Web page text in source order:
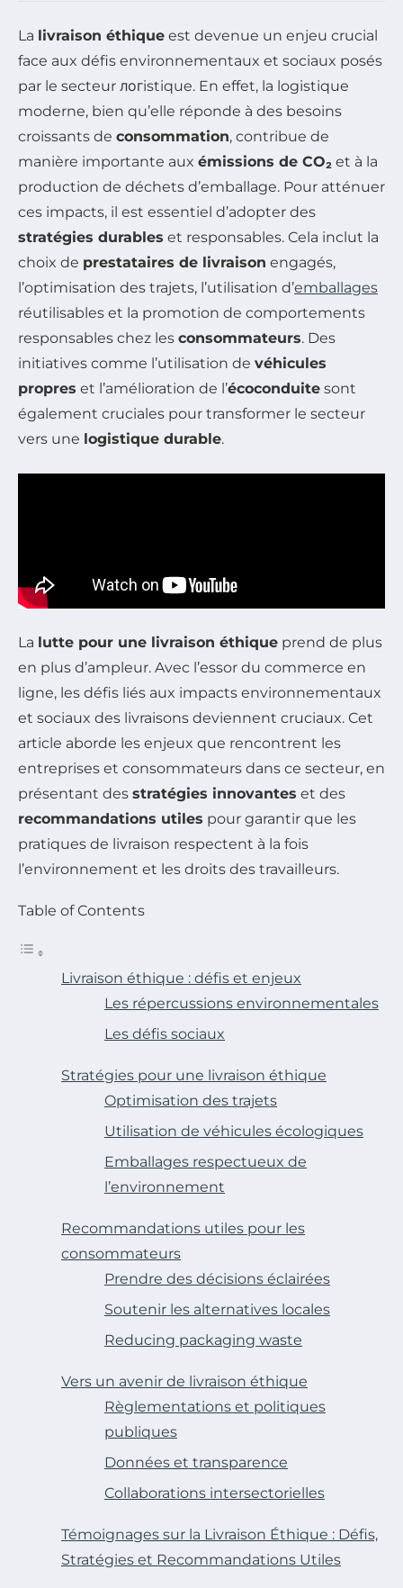
La livraison éthique est devenue un enjeu crucial
face aux défis environnementaux et sociaux posés
par le secteur логistique. En effet, la logistique
moderne, bien qu’elle réponde à des besoins
croissants de consommation, contribue de
manière importante aux émissions de CO₂ et à la
production de déchets d’emballage. Pour atténuer
ces impacts, il est essentiel d’adopter des
stratégies durables et responsables. Cela inclut la
choix de prestataires de livraison engagés,
l’optimisation des trajets, l’utilisation d’emballages
réutilisables et la promotion de comportements
responsables chez les consommateurs. Des
initiatives comme l’utilisation de véhicules
propres et l’amélioration de l’écoconduite sont
également cruciales pour transformer le secteur
vers une logistique durable.
La lutte pour une livraison éthique prend de plus
en plus d’ampleur. Avec l’essor du commerce en
ligne, les défis liés aux impacts environnementaux
et sociaux des livraisons deviennent cruciaux. Cet
article aborde les enjeux que rencontrent les
entreprises et consommateurs dans ce secteur, en
présentant des stratégies innovantes et des
recommandations utiles pour garantir que les
pratiques de livraison respectent à la fois
l’environnement et les droits des travailleurs.
Table of Contents
Livraison éthique : défis et enjeux
Les répercussions environnementales
Les défis sociaux
Stratégies pour une livraison éthique
Optimisation des trajets
Utilisation de véhicules écologiques
Emballages respectueux de
l’environnement
Recommandations utiles pour les
consommateurs
Prendre des décisions éclairées
Soutenir les alternatives locales
Reducing packaging waste
Vers un avenir de livraison éthique
Règlementations et politiques
publiques
Données et transparence
Collaborations intersectorielles
Témoignages sur la Livraison Éthique : Défis,
Stratégies et Recommandations Utiles